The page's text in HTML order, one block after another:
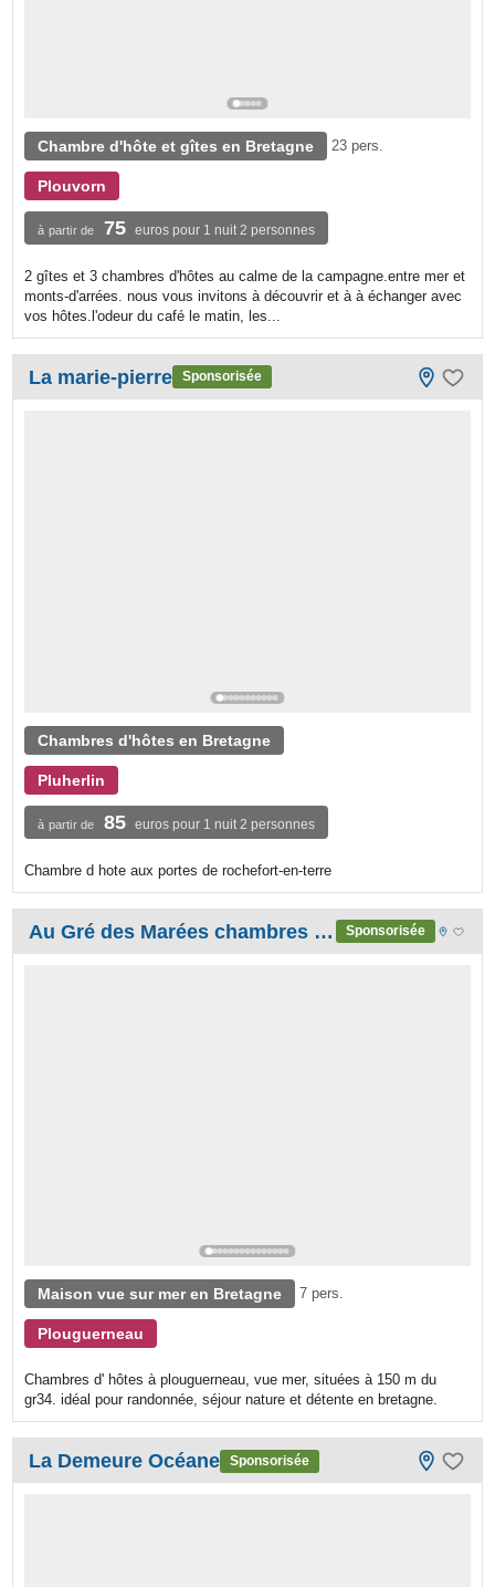
Chambre d'hôte et gîtes en Bretagne 23 pers.
Plouvorn
à partir de 75 euros pour 1 nuit 2 personnes
2 gîtes et 3 chambres d'hôtes au calme de la campagne.entre mer et
monts-d'arrées. nous vous invitons à découvrir et à à échanger avec
vos hôtes.l'odeur du café le matin, les...
La marie-pierre Sponsorisée
Chambres d'hôtes en Bretagne
Pluherlin
à partir de 85 euros pour 1 nuit 2 personnes
Chambre d hote aux portes de rochefort-en-terre
Au Gré des Marées chambres d'hôtes vue mer pour 7 personnes Sponsorisée
Maison vue sur mer en Bretagne 7 pers.
Plouguerneau
Chambres d' hôtes à plouguerneau, vue mer, situées à 150 m du
gr34. idéal pour randonnée, séjour nature et détente en bretagne.
La Demeure Océane Sponsorisée